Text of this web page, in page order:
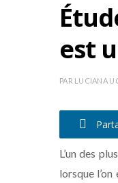
est
PAR LUCIANA
L’un des
lorsque